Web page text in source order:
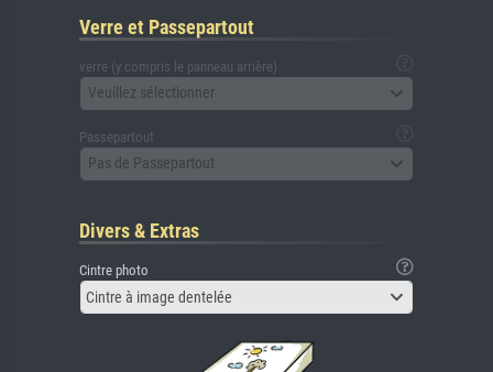
Verre et Passepartout
verre (y compris le panneau arrière)
Veuillez sélectionner
Passepartout
Pas de Passepartout
Divers & Extras
Cintre photo
Cintre à image dentelée